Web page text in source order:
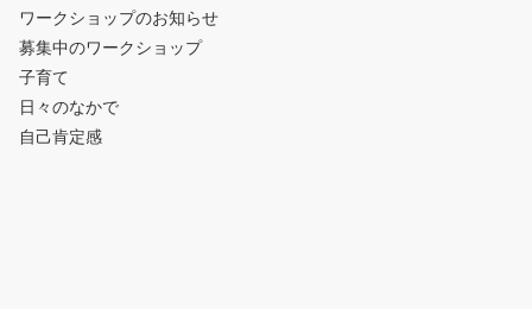
ワークショップのお知らせ
募集中のワークショップ
子育て
日々のなかで
自己肯定感